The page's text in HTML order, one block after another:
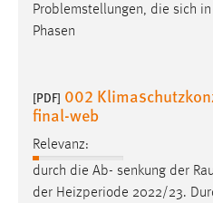
Problemstellungen, die sich
Phasen
[PDF] 002
final-web
Relevanz:
durch die Ab- senkung der
der Heizperiode 2022/23.